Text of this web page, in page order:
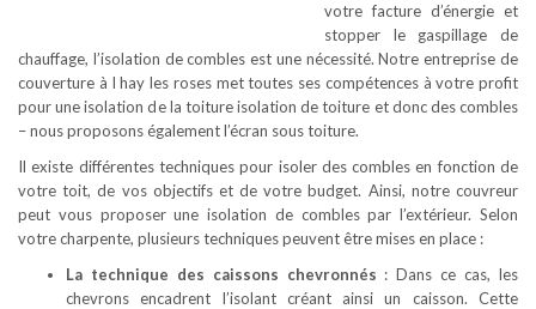
votre facture d’énergie et
stopper le gaspillage de
chauffage, l’isolation de combles est une nécessité. Notre entreprise de
couverture à l hay les roses met toutes ses compétences à votre profit
pour une isolation de la toiture isolation de toiture et donc des combles
– nous proposons également l’écran sous toiture.
Il existe différentes techniques pour isoler des combles en fonction de
votre toit, de vos objectifs et de votre budget. Ainsi, notre couvreur
peut vous proposer une isolation de combles par l’extérieur. Selon
votre charpente, plusieurs techniques peuvent être mises en place :
La technique des caissons chevronnés : Dans ce cas, les
chevrons encadrent l’isolant créant ainsi un caisson. Cette